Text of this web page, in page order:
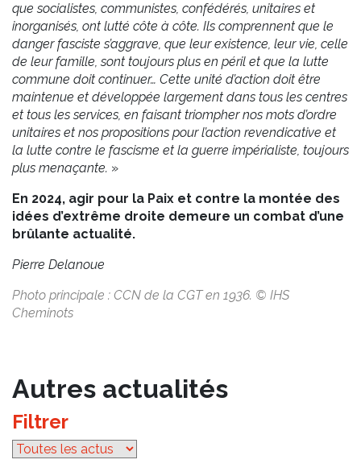
que socialistes, communistes, confédérés, unitaires et
inorganisés, ont lutté côte à côte. Ils comprennent que le
danger fasciste s’aggrave, que leur existence, leur vie, celle
de leur famille, sont toujours plus en péril et que la lutte
commune doit continuer… Cette unité d’action doit être
maintenue et développée largement dans tous les centres
et tous les services, en faisant triompher nos mots d’ordre
unitaires et nos propositions pour l’action revendicative et
la lutte contre le fascisme et la guerre impérialiste, toujours
plus menaçante. »
En 2024, agir pour la Paix et contre la montée des
idées d’extrême droite demeure un combat d’une
brûlante actualité.
Pierre Delanoue
Photo principale : CCN de la CGT en 1936. © IHS
Cheminots
Autres actualités
Filtrer